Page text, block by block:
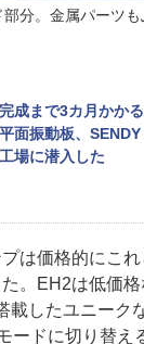
部分。金属パーツ
完成まで3カ月かか
平面振動板、
工場に潜入した
は価格的にこ
た。EH2は低価
載したユニーク
ードに切り替え